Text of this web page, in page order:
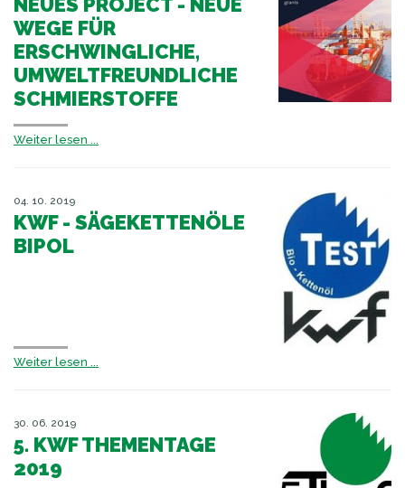
WEGE FÜR
ERSCHWINGLICHE,
UMWELTFREUNDLICHE
SCHMIERSTOFFE
Weiter lesen ...
04. 10. 2019
KWF - SÄGEKETTENÖLE
BIPOL
Weiter lesen ...
30. 06. 2019
5. KWF THEMENTAGE
2019